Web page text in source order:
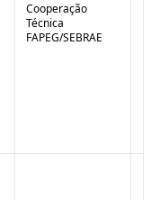
Cooperação
Técnica
FAPEG/SEBRAE